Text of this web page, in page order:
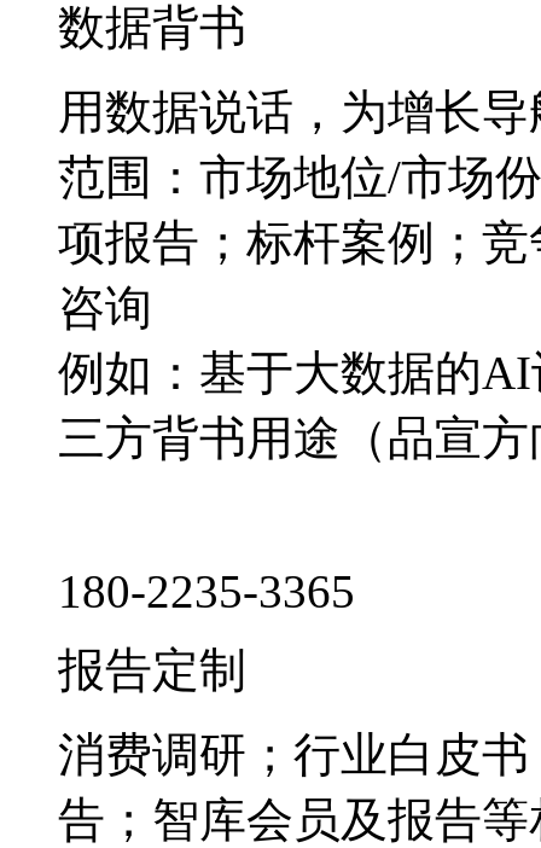
数据背书
用数据说话，为增长导
范围：市场地位/市场
项报告；标杆案例；
咨询
例如：基于大数据的
三方背书用途（品宣
180-2235-3365
报告定制
消费调研；行业白皮
告；智库会员及报告